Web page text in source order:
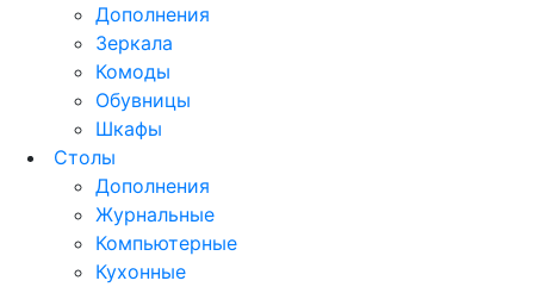
Дополнения
Зеркала
Комоды
Обувницы
Шкафы
Столы
Дополнения
Журнальные
Компьютерные
Кухонные